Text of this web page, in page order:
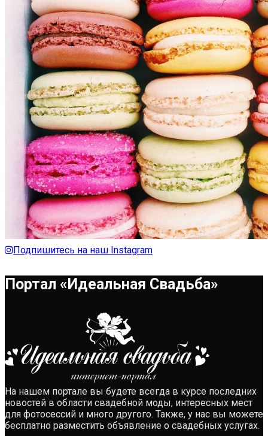
Подпишитесь на наш Instagram
Портал «Идеальная Свадьба»
На нашем портале вы будете всегда в курсе последних
новостей в области свадебной моды, интересных мест
для фотосессий и много другого. Также, у нас вы можете
бесплатно разместить объявление о свадебных услугах.